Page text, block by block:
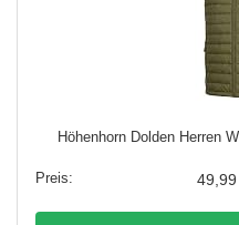
Höhenhorn Dolden Herren